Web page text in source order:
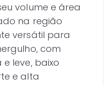
volume e área
na região
versátil para
com
leve, baixo
e alta